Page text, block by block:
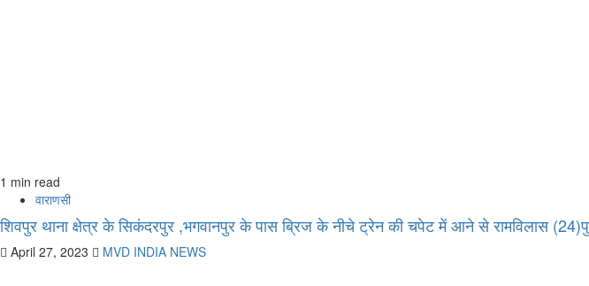
1 min read
वाराणसी
शिवपुर थाना क्षेत्र के सिकंदरपुर ,भगवानपुर के पास ब्रिज के नीचे ट्रेन की चपेट में आने से रामविलास
April 27, 2023 MVD INDIA NEWS